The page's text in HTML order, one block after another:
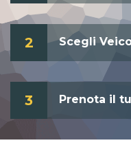
2 Scegli
3 Prenota il